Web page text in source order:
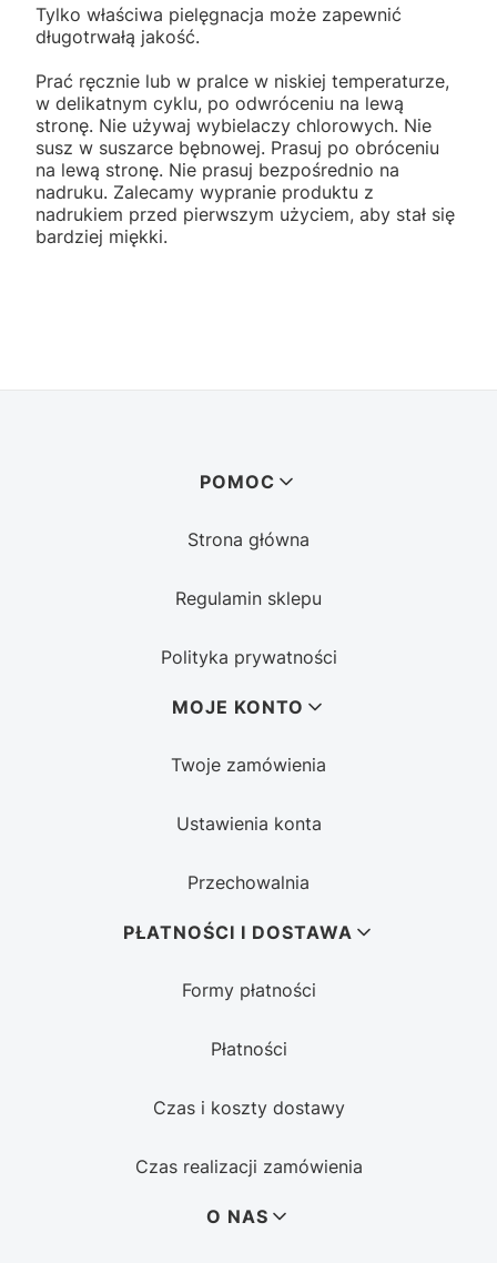
Tylko właściwa pielęgnacja może zapewnić
długotrwałą jakość.
Prać ręcznie lub w pralce w niskiej temperaturze,
w delikatnym cyklu, po odwróceniu na lewą
stronę. Nie używaj wybielaczy chlorowych. Nie
susz w suszarce bębnowej. Prasuj po obróceniu
na lewą stronę. Nie prasuj bezpośrednio na
nadruku. Zalecamy wypranie produktu z
nadrukiem przed pierwszym użyciem, aby stał się
bardziej miękki.
POMOC
Strona główna
Regulamin sklepu
Polityka prywatności
MOJE KONTO
Twoje zamówienia
Ustawienia konta
Przechowalnia
PŁATNOŚCI I DOSTAWA
Formy płatności
Płatności
Czas i koszty dostawy
Czas realizacji zamówienia
O NAS